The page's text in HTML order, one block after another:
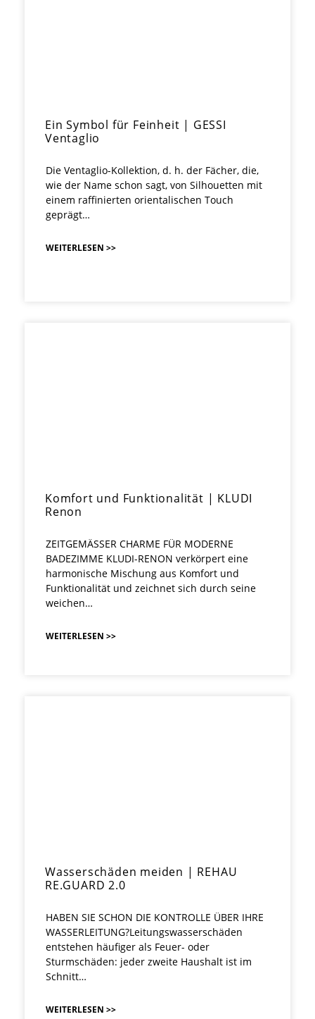
Ein Symbol für Feinheit | GESSI
Ventaglio
Die Ventaglio-Kollektion, d. h. der Fächer, die,
wie der Name schon sagt, von Silhouetten mit
einem raffinierten orientalischen Touch
geprägt…
WEITERLESEN >>
Komfort und Funktionalität | KLUDI
Renon
ZEITGEMÄSSER CHARME FÜR MODERNE
BADEZIMME KLUDI-RENON verkörpert eine
harmonische Mischung aus Komfort und
Funktionalität und zeichnet sich durch seine
weichen…
WEITERLESEN >>
Wasserschäden meiden | REHAU
RE.GUARD 2.0
HABEN SIE SCHON DIE KONTROLLE ÜBER IHRE
WASSERLEITUNG?Leitungswasserschäden
entstehen häufiger als Feuer- oder
Sturmschäden: jeder zweite Haushalt ist im
Schnitt…
WEITERLESEN >>